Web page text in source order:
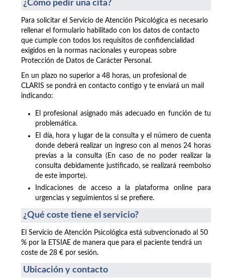
¿Cómo pedir una cita?
Para solicitar el Servicio de Atención Psicológica es necesario
rellenar el formulario habilitado con los datos de contacto
que cumple con todos los requisitos de confidencialidad
exigidos en la normas nacionales y europeas sobre
Protección de Datos de Carácter Personal.
En un plazo no superior a 48 horas, un profesional de
CLARIS se pondrá en contacto contigo y te enviará un mail
indicando:
El profesional asignado más adecuado en función de tu
problemática.
El día, hora y lugar de la consulta y el número de cuenta
donde deberá realizar un ingreso con al menos 24 horas
previas a la consulta (En caso de no poder realizar la
consulta debidamente justificado, se realizará reembolso
de este importe).
Indicaciones de acceso a la plataforma online para
urgencias y seguimientos si se prefiere.
¿Qué coste tiene el servicio?
El Servicio de Atención Psicológica está subvencionado al 50
% por la ETSIAE de manera que para el paciente tendrá un
coste de 28 € por sesión.
Ubicación y contacto